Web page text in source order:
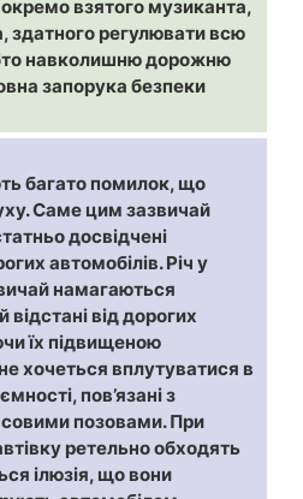
окремо взятого музиканта,
здатного регулювати всю
навколишню дорожню
запорука безпеки
багато помилок, що
Саме цим зазвичай
досвідчені
автомобілів. Річ у
намагаються
від дорогих
їх підвищеною
хочеться вплутуватися в
пов’язані з
позовами. При
ретельно обходять
ілюзія, що вони